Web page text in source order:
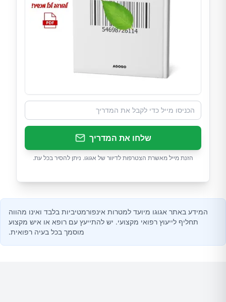
שלחו את המדריך
הזנת מייל מאשרת הצטרפות לדיוור של אגוגו. ניתן להסיר בכל עת.
המידע באתר אגוגו מיועד למטרות אינפורמטיביות בלבד ואינו מהווה
תחליף לייעוץ רפואי מקצועי. יש להתייעץ עם רופא או איש מקצוע
מוסמך בכל בעיה רפואית.